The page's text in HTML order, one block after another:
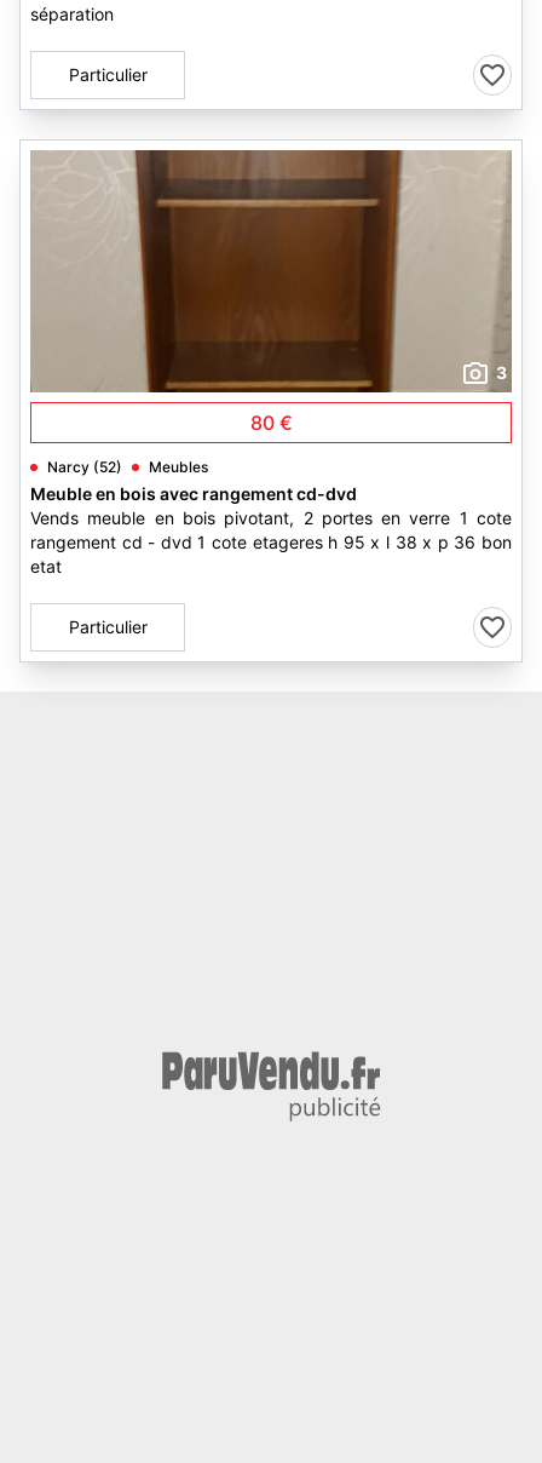
séparation
Particulier
3
80 €
Narcy (52) Meubles
Meuble en bois avec rangement cd-dvd
Vends meuble en bois pivotant, 2 portes en verre 1 cote
rangement cd - dvd 1 cote etageres h 95 x l 38 x p 36 bon
etat
Particulier